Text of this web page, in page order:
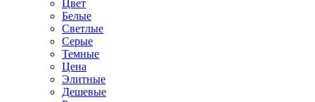
Цвет
Белые
Светлые
Серые
Темные
Цена
Элитные
Дешевые